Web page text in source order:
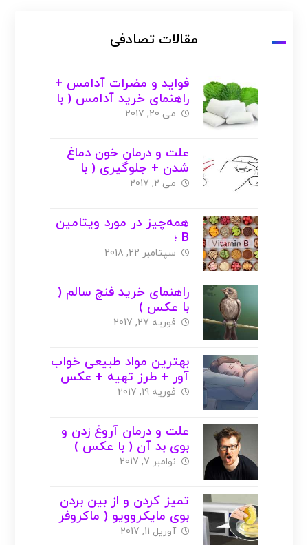
مقالات تصادفی
فواید و مضرات آدامس +
راهنمای خرید آدامس ( با
عکس )
می 20, 2017
علت و درمان خون دماغ
شدن + جلوگیری ( با
عکس )
می 2, 2017
همه‌چیز در مورد ویتامین
B ؛
منابع،فواید،مضرات،کمبود
سپتامبر 22, 2018
راهنمای خرید فنچ سالم (
با عکس )
فوریه 27, 2017
بهترین مواد طبیعی خواب
آور + طرز تهیه + عکس
فوریه 19, 2017
علت و درمان آروغ زدن و
بوی بد آن ( با عکس )
نوامبر 7, 2017
تمیز کردن و از بین بردن
بوی مایکروویو ( ماکروفر
یا مایکروفر ) + عکس
آوریل 11, 2017